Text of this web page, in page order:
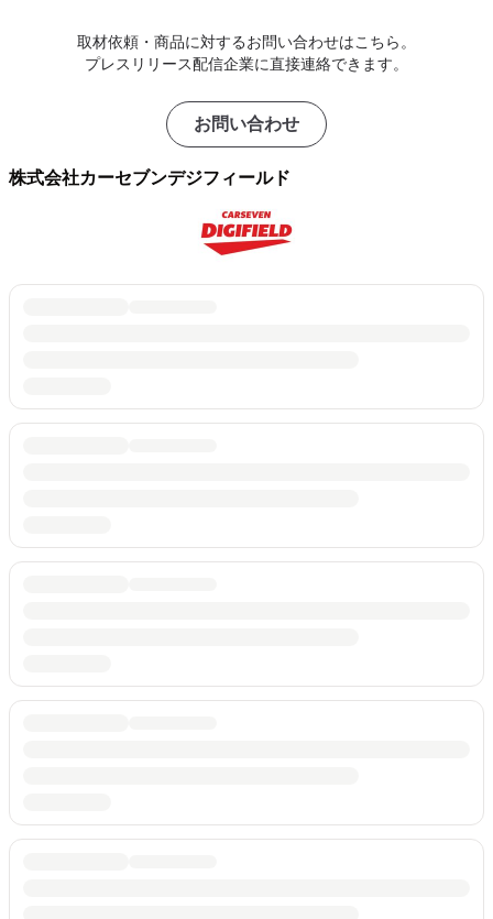
取材依頼・商品に対するお問い合わせはこちら。
プレスリリース配信企業に直接連絡できます。
お問い合わせ
株式会社カーセブンデジフィールド